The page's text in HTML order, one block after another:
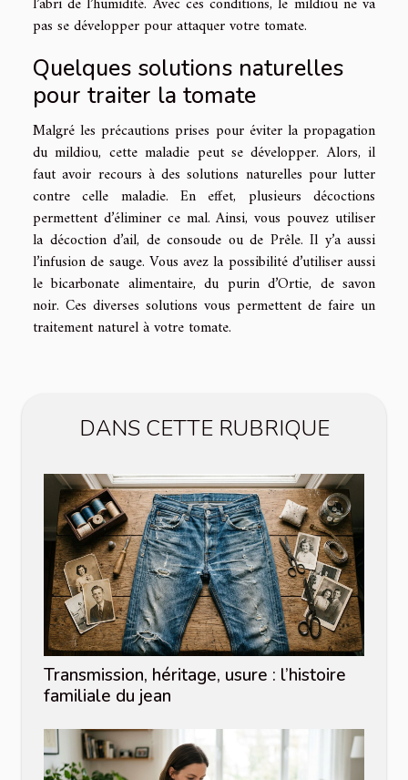
pas se développer pour attaquer votre tomate.
Quelques solutions naturelles
pour traiter la tomate
Malgré les précautions prises pour éviter la propagation
du mildiou, cette maladie peut se développer. Alors, il
faut avoir recours à des solutions naturelles pour lutter
contre celle maladie. En effet, plusieurs décoctions
permettent d’éliminer ce mal. Ainsi, vous pouvez utiliser
la décoction d’ail, de consoude ou de Prêle. Il y’a aussi
l’infusion de sauge. Vous avez la possibilité d’utiliser aussi
le bicarbonate alimentaire, du purin d’Ortie, de savon
noir. Ces diverses solutions vous permettent de faire un
traitement naturel à votre tomate.
DANS CETTE RUBRIQUE
Transmission, héritage, usure : l’histoire
familiale du jean